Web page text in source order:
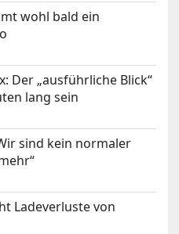
wohl bald ein
Der „ausführliche Blick“
lang sein
sind kein normaler
Ladeverluste von